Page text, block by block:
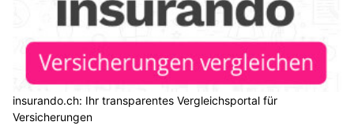
insurando.ch: Ihr transparentes Vergleichsportal für
Versicherungen